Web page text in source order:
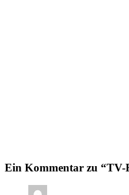
Ein Kommentar zu “TV-